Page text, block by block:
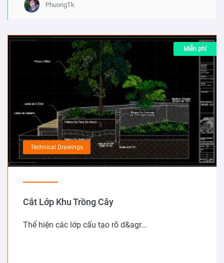
PhuongTk
Technical Drawings
Miễn phí
Cắt Lớp Khu Trồng Cây
Thể hiện các lớp cấu tạo rõ d&agr...